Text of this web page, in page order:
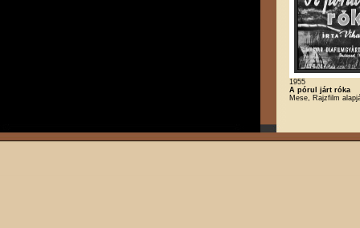
1955
A pórul járt róka
Mese, Rajzfilm